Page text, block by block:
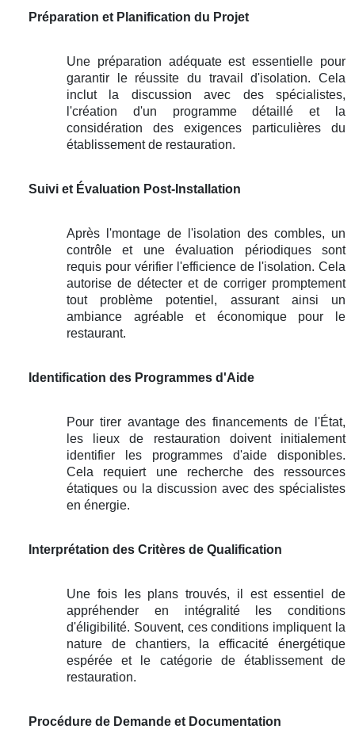
Préparation et Planification du Projet
Une préparation adéquate est essentielle pour
garantir le réussite du travail d'isolation. Cela
inclut la discussion avec des spécialistes,
l'création d'un programme détaillé et la
considération des exigences particulières du
établissement de restauration.
Suivi et Évaluation Post-Installation
Après l'montage de l'isolation des combles, un
contrôle et une évaluation périodiques sont
requis pour vérifier l'efficience de l'isolation. Cela
autorise de détecter et de corriger promptement
tout problème potentiel, assurant ainsi un
ambiance agréable et économique pour le
restaurant.
Identification des Programmes d'Aide
Pour tirer avantage des financements de l'État,
les lieux de restauration doivent initialement
identifier les programmes d'aide disponibles.
Cela requiert une recherche des ressources
étatiques ou la discussion avec des spécialistes
en énergie.
Interprétation des Critères de Qualification
Une fois les plans trouvés, il est essentiel de
appréhender en intégralité les conditions
d'éligibilité. Souvent, ces conditions impliquent la
nature de chantiers, la efficacité énergétique
espérée et le catégorie de établissement de
restauration.
Procédure de Demande et Documentation